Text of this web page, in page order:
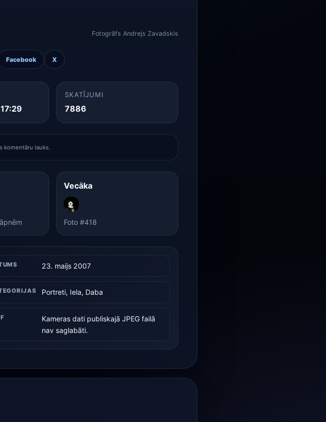
Fotogrāfs Andrejs Zavadskis
Facebook X
SKATĪJUMI
7886
komentāru lauks.
Vecāka
Foto #418
23. maijs 2007
Portreti, Iela, Daba
Kameras dati publiskajā JPEG failā
nav saglabāti.